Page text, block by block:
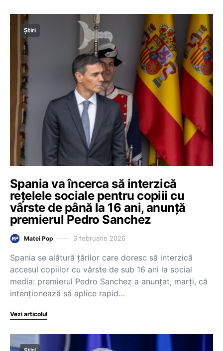
Știri
Spania va încerca să interzică
rețelele sociale pentru copiii cu
vârste de până la 16 ani, anunță
premierul Pedro Sanchez
Matei Pop 3 februarie 2026
Spania se alătură țărilor care doresc să interzică
accesul copiilor cu vârste de sub 16 ani la social
media: premierul Pedro Sanchez a anunțat, marți, că
intenționează să aplice rapid…
Vezi articolul